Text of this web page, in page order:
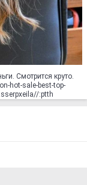
Смотрится круто.
hot-sale-best-top-
multi-color/1151731924.html‮http://aliexpress.com